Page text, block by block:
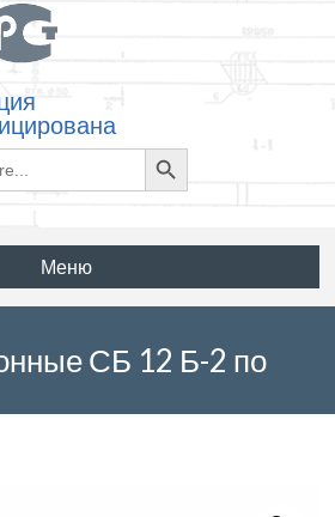
Search
Button
Меню
СБ 12 Б-2 по